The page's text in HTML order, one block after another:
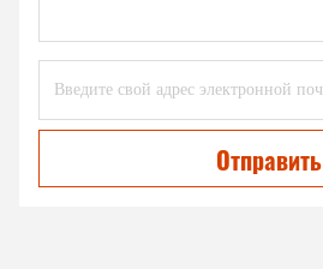
Отправить